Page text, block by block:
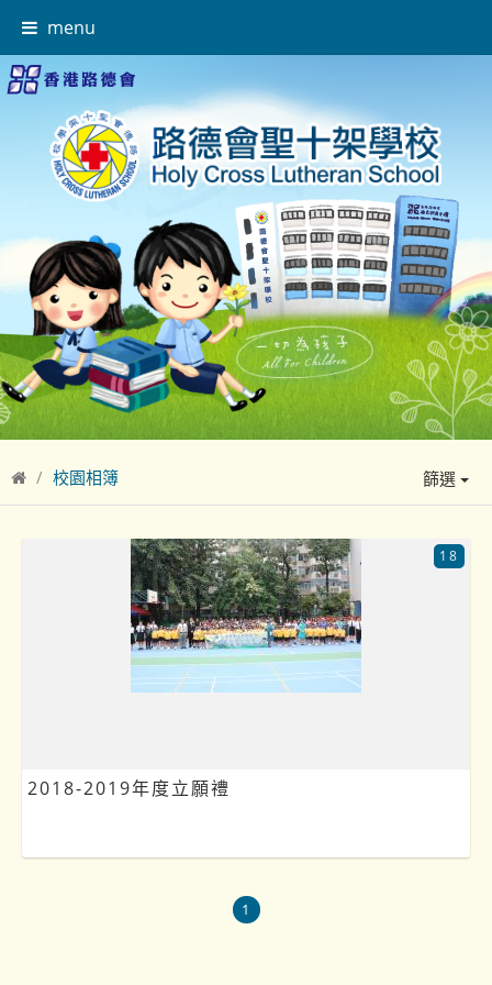
menu
校園相簿 篩選
2018-2019年度立願禮
18
1